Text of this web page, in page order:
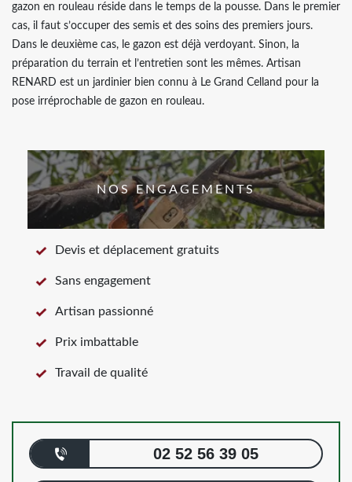
gazon en rouleau réside dans le temps de la pousse. Dans le premier
cas, il faut s’occuper des semis et des soins des premiers jours.
Dans le deuxième cas, le gazon est déjà verdoyant. Sinon, la
préparation du terrain et l’entretien sont les mêmes. Artisan
RENARD est un jardinier bien connu à Le Grand Celland pour la
pose irréprochable de gazon en rouleau.
NOS ENGAGEMENTS
Devis et déplacement gratuits
Sans engagement
Artisan passionné
Prix imbattable
Travail de qualité
02 52 56 39 05